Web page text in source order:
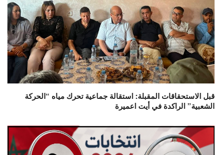
قبل الاستحقاقات المقبلة: استقالة جماعية تحرك مياه “الحركة
الشعبية” الراكدة في أيت اعميرة